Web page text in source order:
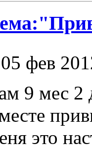
05 фев
9 мес 2
это